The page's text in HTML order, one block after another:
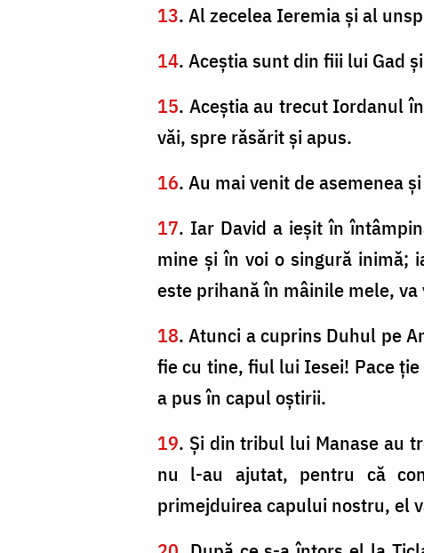
13. Al zecelea Ieremia şi al
14. Aceştia sunt din fiii lui Gad
15. Aceştia au trecut Iordanul
văi, spre răsărit şi apus.
16. Au mai venit de asemenea
17. Iar David a ieşit în
mine şi în voi o singură inimă;
este prihană în mâinile mele,
18. Atunci a cuprins Duhul pe
fie cu tine, fiul lui Iesei! Pace
a pus în capul oştirii.
19. Şi din tribul lui Manase au
nu l-au ajutat, pentru că
primejduirea capului nostru, el